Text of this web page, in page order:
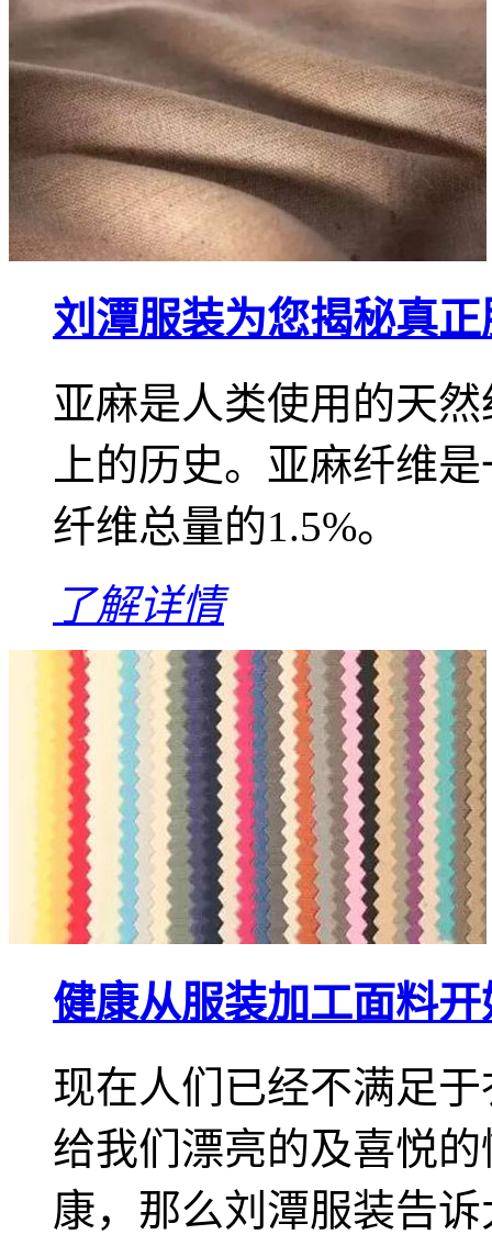
刘潭服装为您揭秘真
亚麻是人类使用的天
上的历史。亚麻纤维
纤维总量的1.5%。
了解详情
健康从服装加工面料开
现在人们已经不满足
给我们漂亮的及喜悦
康，那么刘潭服装告